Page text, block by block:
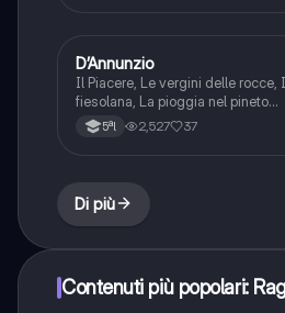
Italiano
D’Annunzio
Il Piacere, Le vergini delle rocce,
fiesolana, La pioggia nel pineto…
5ªl 2,527 37
Di più
Contenuti più popolari: